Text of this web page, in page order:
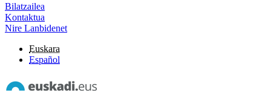
Bilatzailea
Kontaktua
Nire Lanbidenet
Euskara
Español